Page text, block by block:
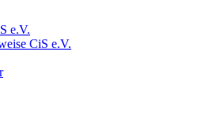
e.V.
CiS e.V.